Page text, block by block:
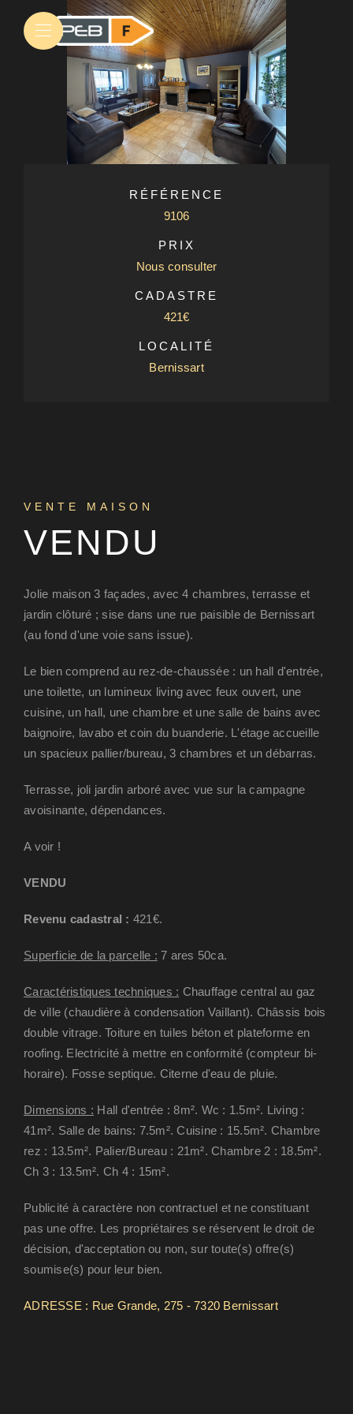
RÉFÉRENCE
9106
PRIX
Nous consulter
CADASTRE
421€
LOCALITÉ
Bernissart
VENTE MAISON
VENDU
Jolie maison 3 façades, avec 4 chambres, terrasse et
jardin clôturé ; sise dans une rue paisible de Bernissart
(au fond d'une voie sans issue).
Le bien comprend au rez-de-chaussée : un hall d'entrée,
une toilette, un lumineux living avec feux ouvert, une
cuisine, un hall, une chambre et une salle de bains avec
baignoire, lavabo et coin du buanderie. L'étage accueille
un spacieux pallier/bureau, 3 chambres et un débarras.
Terrasse, joli jardin arboré avec vue sur la campagne
avoisinante, dépendances.
A voir !
VENDU
Revenu cadastral : 421€.
Superficie de la parcelle : 7 ares 50ca.
Caractéristiques techniques : Chauffage central au gaz
de ville (chaudière à condensation Vaillant). Châssis bois
double vitrage. Toiture en tuiles béton et plateforme en
roofing. Electricité à mettre en conformité (compteur bi-
horaire). Fosse septique. Citerne d'eau de pluie.
Dimensions : Hall d'entrée : 8m². Wc : 1.5m². Living :
41m². Salle de bains: 7.5m². Cuisine : 15.5m². Chambre
rez : 13.5m². Palier/Bureau : 21m². Chambre 2 : 18.5m².
Ch 3 : 13.5m². Ch 4 : 15m².
Publicité à caractère non contractuel et ne constituant
pas une offre. Les propriétaires se réservent le droit de
décision, d'acceptation ou non, sur toute(s) offre(s)
soumise(s) pour leur bien.
ADRESSE : Rue Grande, 275 - 7320 Bernissart